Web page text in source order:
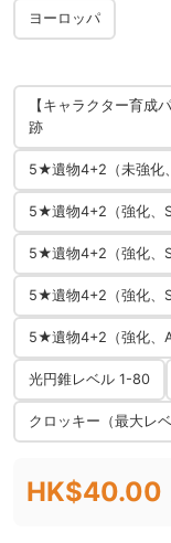
ヨーロッパ
【キャラクター育
跡
5★遺物4+2（未強化
5★遺物4+2（強化、S
5★遺物4+2（強化、
5★遺物4+2（強化、
5★遺物4+2（強化、
光円錐レベル 1-80
クロッキー（最大レベ
HK$40.00